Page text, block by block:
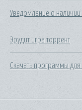
Уведомление о наличии
Эрудит игра торрент
Скачать программы для